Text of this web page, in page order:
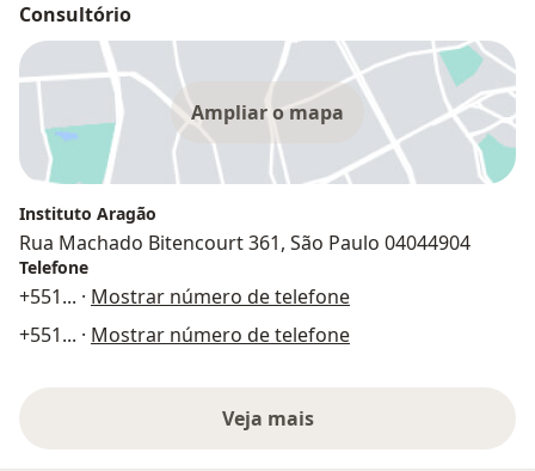
Consultório
Ampliar o mapa
Instituto Aragão
Rua Machado Bitencourt 361, São Paulo 04044904
Telefone
+551... · Mostrar número de telefone
+551... · Mostrar número de telefone
Veja mais